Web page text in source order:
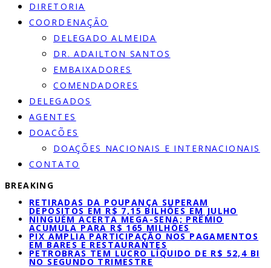
DIRETORIA
COORDENAÇÃO
DELEGADO ALMEIDA
DR. ADAILTON SANTOS
EMBAIXADORES
COMENDADORES
DELEGADOS
AGENTES
DOACÕES
DOAÇÕES NACIONAIS E INTERNACIONAIS
CONTATO
BREAKING
RETIRADAS DA POUPANÇA SUPERAM
DEPÓSITOS EM R$ 7,15 BILHÕES EM JULHO
NINGUÉM ACERTA MEGA-SENA; PRÊMIO
ACUMULA PARA R$ 165 MILHÕES
PIX AMPLIA PARTICIPAÇÃO NOS PAGAMENTOS
EM BARES E RESTAURANTES
PETROBRAS TEM LUCRO LÍQUIDO DE R$ 52,4 BI
NO SEGUNDO TRIMESTRE